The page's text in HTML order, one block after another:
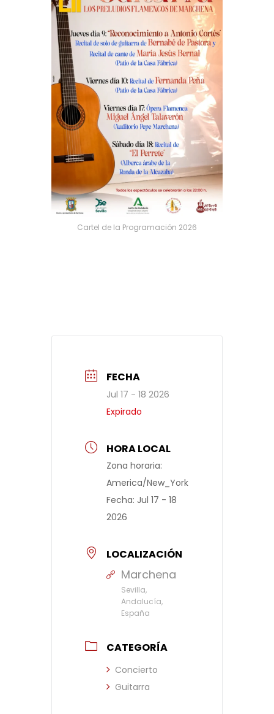
Cartel de la Programación 2026
FECHA
Jul 17 - 18 2026
Expirado
HORA LOCAL
Zona horaria:
America/New_York
Fecha: Jul 17 - 18
2026
LOCALIZACIÓN
Marchena
Sevilla,
Andalucía,
España
CATEGORÍA
Concierto
Guitarra